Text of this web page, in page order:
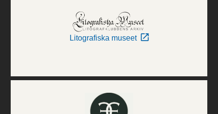
Litografiska museet